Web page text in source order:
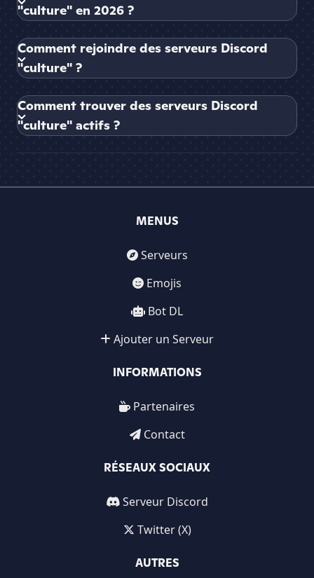
"culture" en 2026 ?
Comment rejoindre des serveurs Discord
"culture" ?
Comment trouver des serveurs Discord
"culture" actifs ?
MENUS
Serveurs
Emojis
Bot DL
Ajouter un Serveur
INFORMATIONS
Partenaires
Contact
RÉSEAUX SOCIAUX
Serveur Discord
Twitter (X)
AUTRES